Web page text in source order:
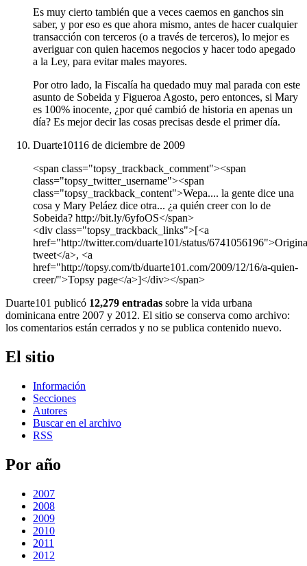
Es muy cierto también que a veces caemos en ganchos sin
saber, y por eso es que ahora mismo, antes de hacer cualquier
transacción con terceros (o a través de terceros), lo mejor es
averiguar con quien hacemos negocios y hacer todo apegado
a la Ley, para evitar males mayores.
Por otro lado, la Fiscalía ha quedado muy mal parada con este
asunto de Sobeida y Figueroa Agosto, pero entonces, si Mary
es 100% inocente, ¿por qué cambió de historia en apenas un
día? Es mejor decir las cosas precisas desde el primer día.
Duarte10116 de diciembre de 2009
<span class="topsy_trackback_comment"><span
class="topsy_twitter_username"><span
class="topsy_trackback_content">Wepa.... la gente dice una
cosa y Mary Peláez dice otra... ¿a quién creer con lo de
Sobeida? http://bit.ly/6yfoOS</span>
<div class="topsy_trackback_links">[<a
href="http://twitter.com/duarte101/status/
tweet</a>, <a
href="http://topsy.com/tb/duarte101.com/2009/12/16/a-quien-
creer/">Topsy page</a>]</div></span>
Duarte101 publicó 12,279 entradas sobre la vida urbana
dominicana entre 2007 y 2012. El sitio se conserva como archivo:
los comentarios están cerrados y no se publica contenido nuevo.
El sitio
Información
Secciones
Autores
Buscar en el archivo
RSS
Por año
2007
2008
2009
2010
2011
2012